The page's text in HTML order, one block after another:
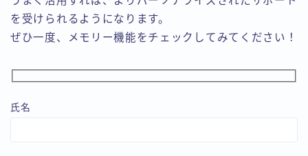
を受けられるようになります。
ぜひ一度、メモリー機能をチェックしてみてください！
氏名